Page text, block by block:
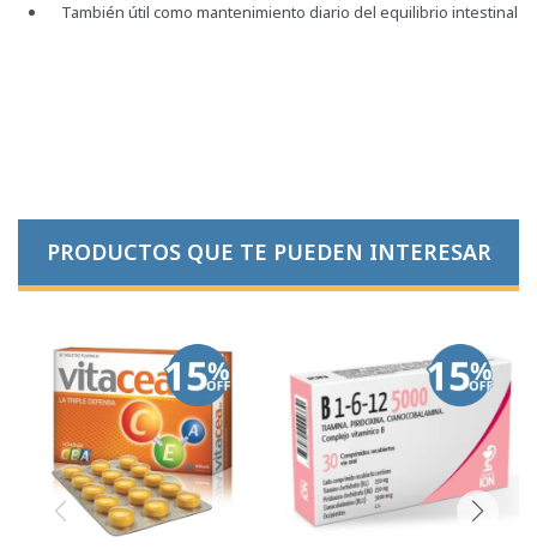
También útil como mantenimiento diario del equilibrio intestinal
PRODUCTOS QUE TE PUEDEN INTERESAR